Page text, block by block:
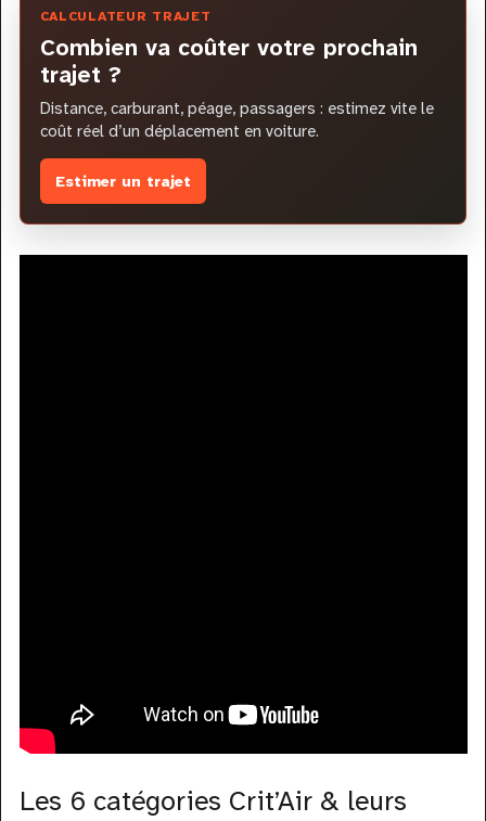
CALCULATEUR TRAJET
Combien va coûter votre prochain
trajet ?
Distance, carburant, péage, passagers : estimez vite le
coût réel d’un déplacement en voiture.
Estimer un trajet
Les 6 catégories Crit’Air & leurs